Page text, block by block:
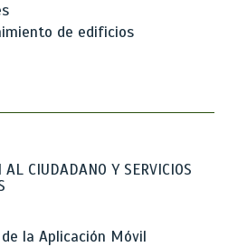
de edificios
CIUDADANO Y SERVICIOS
la Aplicación Móvil